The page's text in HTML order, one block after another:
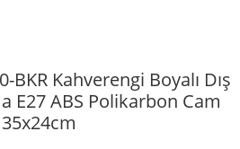
BKR Kahverengi Boyalı Dış
E27 ABS Polikarbon Cam
35x24cm